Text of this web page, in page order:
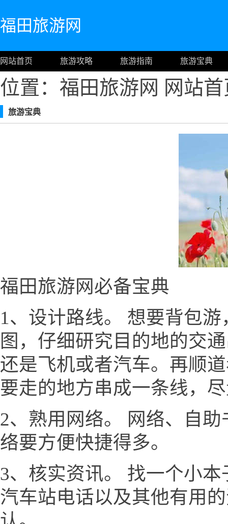
福田旅游网
网站首页 旅游攻略 旅游指南 旅游宝典
位置：福田旅游网 网站
旅游宝典
福田旅游网必备宝典
1、设计路线。 想要背包
图，仔细研究目的地的交
还是飞机或者汽车。再顺
要走的地方串成一条线，
2、熟用网络。 网络、自
络要方便快捷得多。
3、核实资讯。 找一个小
汽车站电话以及其他有用